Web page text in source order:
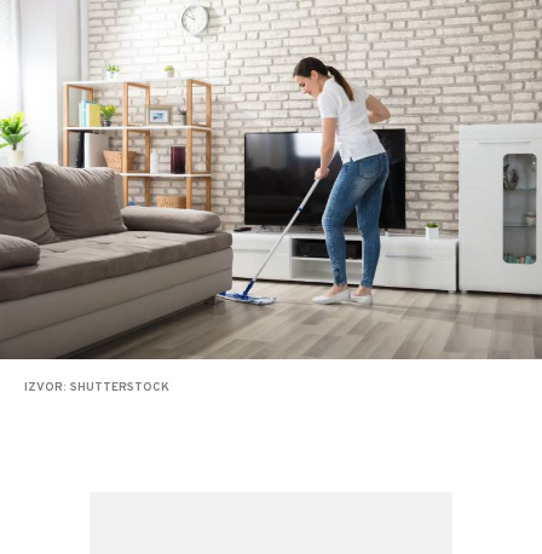
IZVOR: SHUTTERSTOCK